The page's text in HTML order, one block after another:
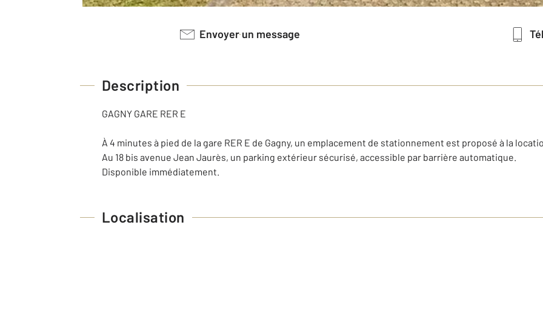
Envoyer un message
Description
GAGNY GARE RER E
À 4 minutes à pied de la gare RER E de Gagny, un emplacement de stationnement est proposé à la
Au 18 bis avenue Jean Jaurès, un parking extérieur sécurisé, accessible par barrière automatique.
Disponible immédiatement.
Localisation